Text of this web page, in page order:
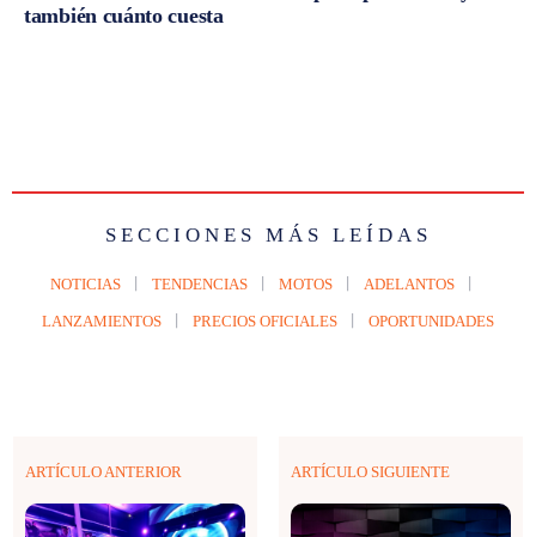
también cuánto cuesta
SECCIONES MÁS LEÍDAS
NOTICIAS TENDENCIAS MOTOS ADELANTOS
LANZAMIENTOS PRECIOS OFICIALES OPORTUNIDADES
ARTÍCULO ANTERIOR ARTÍCULO SIGUIENTE